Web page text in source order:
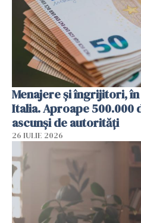
Menajere și îngrijitori,
Italia. Aproape 500.000
ascunși de autorități
26 IULIE 2026